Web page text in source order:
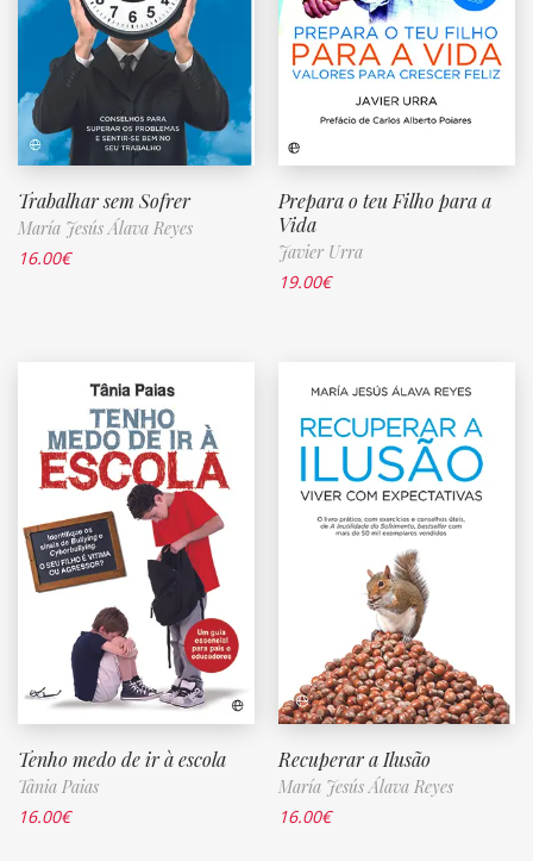
Trabalhar sem Sofrer
María Jesús Álava Reyes
16.00€
Prepara o teu Filho para a
Vida
Javier Urra
19.00€
Tenho medo de ir à escola
Tânia Paias
16.00€
Recuperar a Ilusão
María Jesús Álava Reyes
16.00€